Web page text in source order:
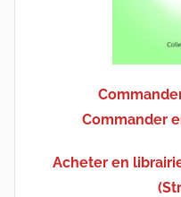
Commander
Acheter en